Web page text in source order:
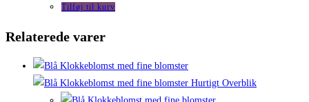
Tilføj til kurv
Relaterede varer
Hurtigt Overblik